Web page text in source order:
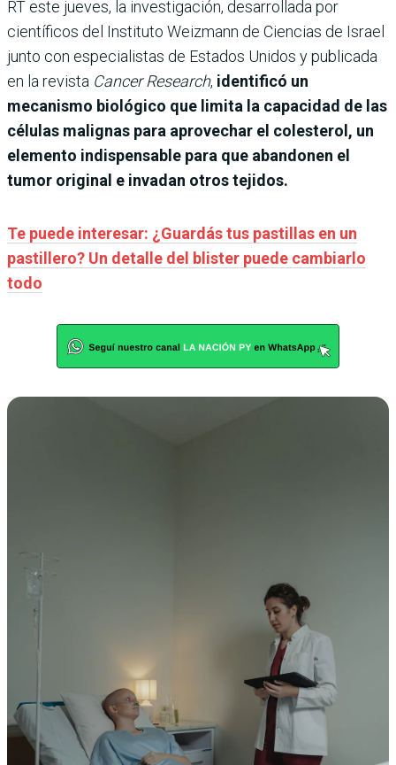
RT este jueves, la investigación, desarrollada por
científicos del Instituto Weizmann de Ciencias de Israel
junto con especialistas de Estados Unidos y publicada
en la revista Cancer Research, identificó un
mecanismo biológico que limita la capacidad de las
células malignas para aprovechar el colesterol, un
elemento indispensable para que abandonen el
tumor original e invadan otros tejidos.
Te puede interesar: ¿Guardás tus pastillas en un
pastillero? Un detalle del blister puede cambiarlo
todo